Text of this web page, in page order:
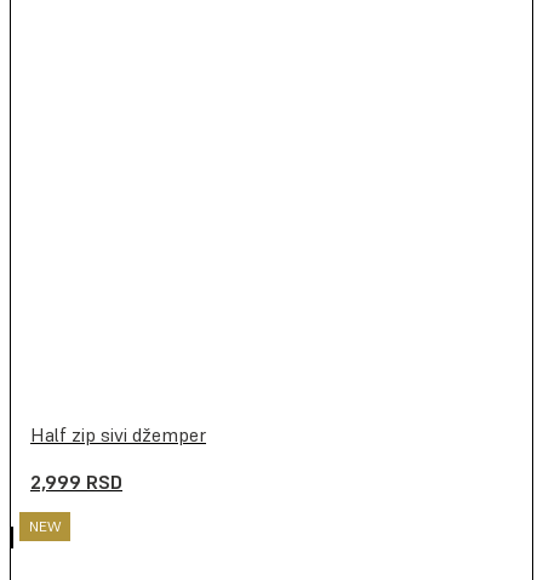
Half zip sivi džemper
2,999 RSD
NEW
NEW